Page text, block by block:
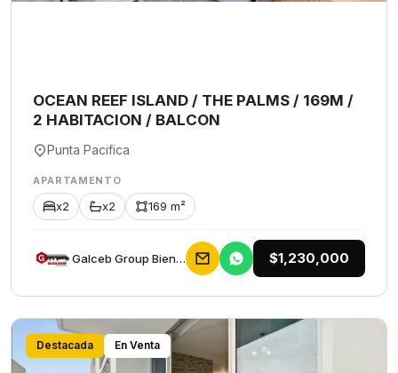
OCEAN REEF ISLAND / THE PALMS / 169M /
2 HABITACION / BALCON
Punta Pacifica
APARTAMENTO
x2 x2 169 m²
Galceb Group Bienes Raices $1,230,000
Destacada En Venta